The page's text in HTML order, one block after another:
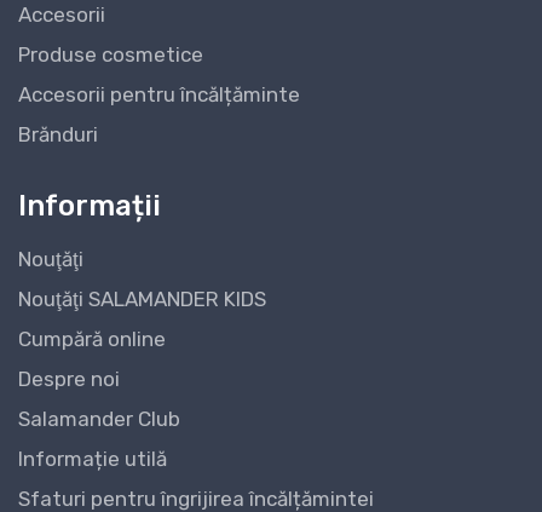
Accesorii
Produse cosmetice
Accesorii pentru încălțăminte
Brănduri
Informații
Nouţăţi
Nouţăţi SALAMANDER KIDS
Cumpără online
Despre noi
Salamander Club
Informație utilă
Sfaturi pentru îngrijirea încălțămintei